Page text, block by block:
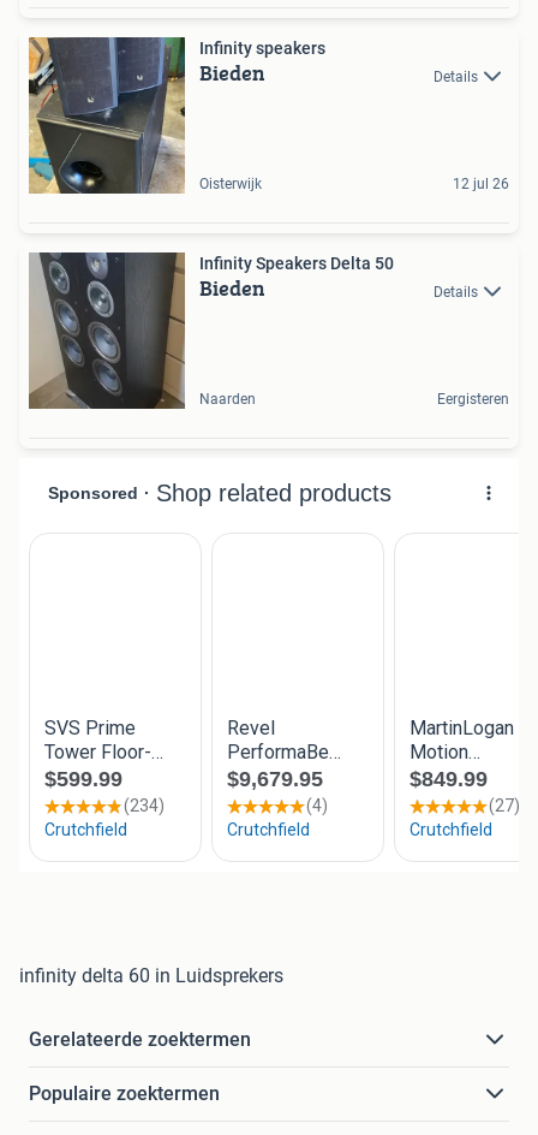
Infinity speakers
Bieden Details
Oisterwijk 12 jul 26
Infinity Speakers Delta 50
Bieden Details
Naarden Eergisteren
infinity delta 60 in Luidsprekers
Gerelateerde zoektermen
Populaire zoektermen